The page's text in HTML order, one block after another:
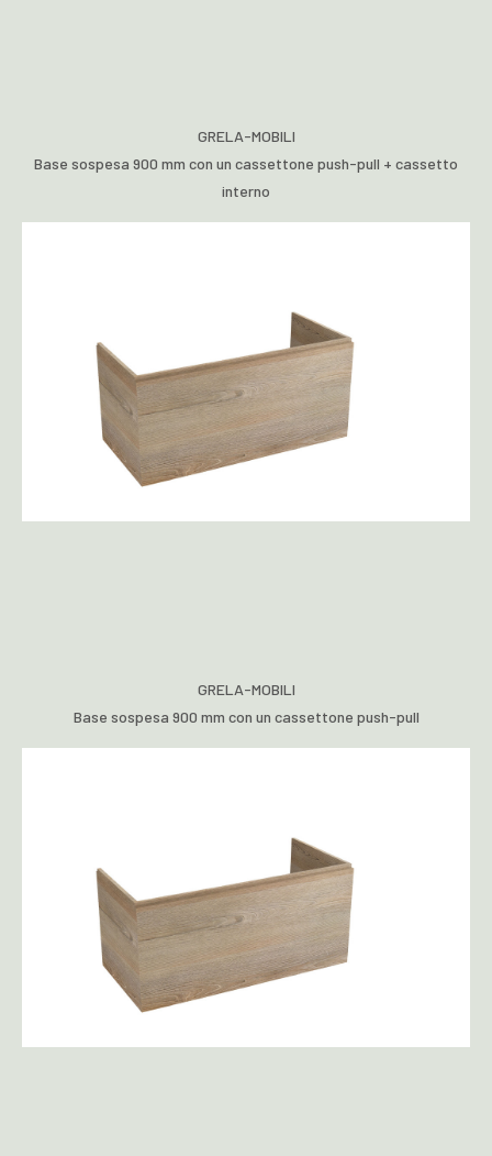
GRELA-MOBILI
Base sospesa 900 mm con un cassettone push-pull + cassetto
interno
GRELA-MOBILI
Base sospesa 900 mm con un cassettone push-pull